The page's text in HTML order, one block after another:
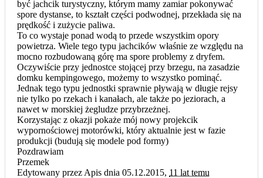
być jachcik turystyczny, którym mamy zamiar pokonywać
spore dystanse, to kształt części podwodnej, przekłada się na
prędkość i zużycie paliwa.
To co wystaje ponad wodą to przede wszystkim opory
powietrza. Wiele tego typu jachcików właśnie ze względu na
mocno rozbudowaną górę ma spore problemy z dryfem.
Oczywiście przy jednostce stojącej przy brzegu, na zasadzie
domku kempingowego, możemy to wszystko pominąć.
Jednak tego typu jednostki sprawnie pływają w długie rejsy
nie tylko po rzekach i kanałach, ale także po jeziorach, a
nawet w morskiej żegludze przybrzeżnej.
Korzystając z okazji pokaże mój nowy projekcik
wypornościowej motorówki, który aktualnie jest w fazie
produkcji (budują się modele pod formy)
Pozdrawiam
Przemek
Edytowany przez Apis dnia 05.12.2015, 11 lat temu